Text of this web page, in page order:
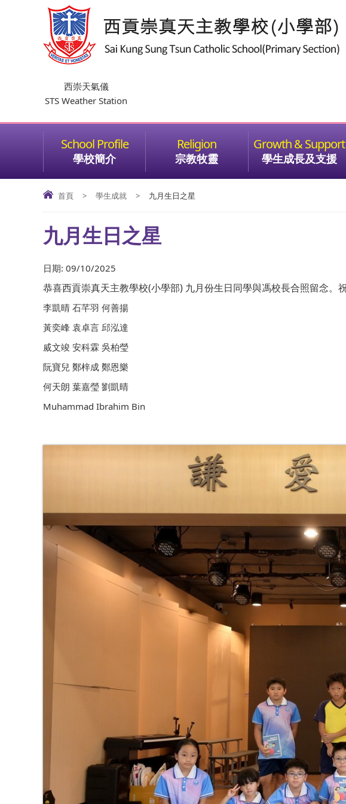
西崇天氣儀
STS Weather Station
學校簡介 宗教牧靈 學生成長及支援
首頁 > 學生成就 > 九月生日之星
九月生日之星
日期: 09/10/2025
恭喜西貢崇真天主教學校(小學部) 九月份生日同學與馮校長合照留念。
李凱晴 石芊羽 何善揚
黃奕峰 袁卓言 邱泓達
烕文竣 安科霖 吳柏瑩
阮寶兒 鄭梓成 鄭恩樂
何天朗 葉嘉瑩 劉凱晴
Muhammad Ibrahim Bin